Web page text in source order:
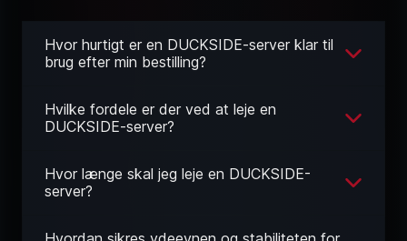
Hvor hurtigt er en DUCKSIDE-server klar til
brug efter min bestilling?
Hvilke fordele er der ved at leje en
DUCKSIDE-server?
Hvor længe skal jeg leje en DUCKSIDE-
server?